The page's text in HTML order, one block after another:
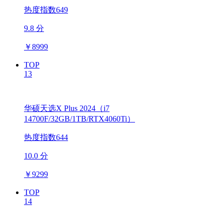
热度指数649
9.8 分
￥8999
TOP
13
华硕天选X Plus 2024（i7
14700F/32GB/1TB/RTX4060Ti）
热度指数644
10.0 分
￥9299
TOP
14